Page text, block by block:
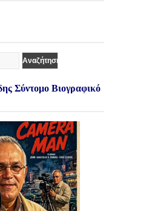
Σύντομο Βιογραφικό